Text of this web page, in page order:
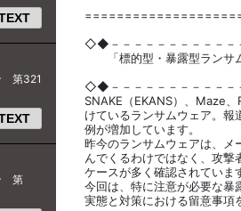
第321
第
◇◆－－－－－－－－－－－
「標的型・暴露型ランサ
◇◆－－－－－－－－－－－
SNAKE（EKANS）、Maze
けているランサムウェア。報
例が増加しています。
昨今のランサムウェアは、メ
んでくるわけではなく、攻
ケースが多く確認されていま
今回は、特に注意が必要な暴
実態と対策における留意事項